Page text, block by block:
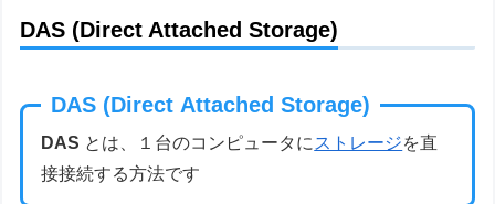
DAS (Direct Attached Storage)
DAS (Direct Attached Storage)
DAS とは、１台のコンピュータにストレージを直
接接続する方法です